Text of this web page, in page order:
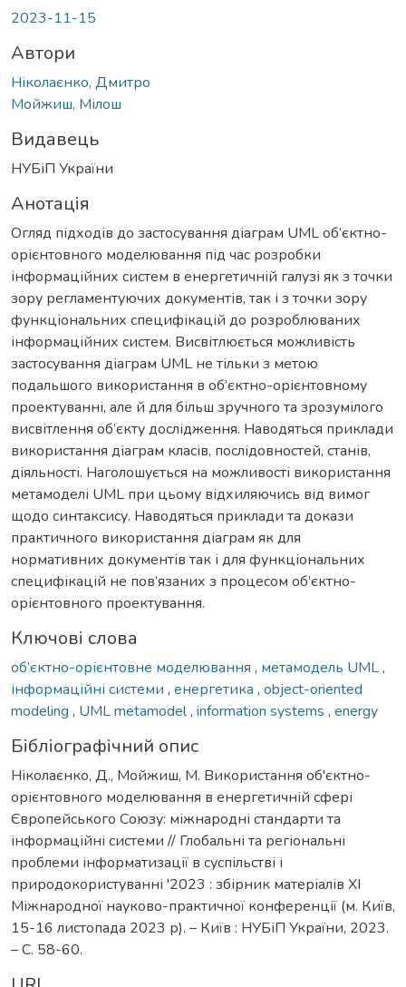
2023-11-15
Автори
Ніколаєнко, Дмитро
Мойжиш, Мілош
Видавець
НУБіП України
Анотація
Огляд підходів до застосування діаграм UML об’єктно-
орієнтовного моделювання під час розробки
інформаційних систем в енергетичній галузі як з точки
зору регламентуючих документів, так і з точки зору
функціональних специфікацій до розроблюваних
інформаційних систем. Висвітлюється можливість
застосування діаграм UML не тільки з метою
подальшого використання в об’єктно-орієнтовному
проектуванні, але й для більш зручного та зрозумілого
висвітлення об’єкту дослідження. Наводяться приклади
використання діаграм класів, послідовностей, станів,
діяльності. Наголошується на можливості використання
метамоделі UML при цьому відхиляючись від вимог
щодо синтаксису. Наводяться приклади та докази
практичного використання діаграм як для
нормативних документів так і для функціональних
специфікацій не пов’язаних з процесом об’єктно-
орієнтовного проектування.
Ключові слова
об’єктно-орієнтовне моделювання , метамодель UML,
інформаційні системи , енергетика , object-oriented
modeling , UML metamodel, information systems , energy
Бібліографічний опис
Ніколаєнко, Д., Мойжиш, М. Використання об'єктно-
орієнтовного моделювання в енергетичній сфері
Європейського Союзу: міжнародні стандарти та
інформаційні системи // Глобальні та регіональні
проблеми інформатизації в суспільстві і
природокористуванні '2023 : збірник матеріалів XI
Міжнародної науково-практичної конференції (м. Київ,
15-16 листопада 2023 р). – Київ : НУБіП України, 2023.
– С. 58-60.